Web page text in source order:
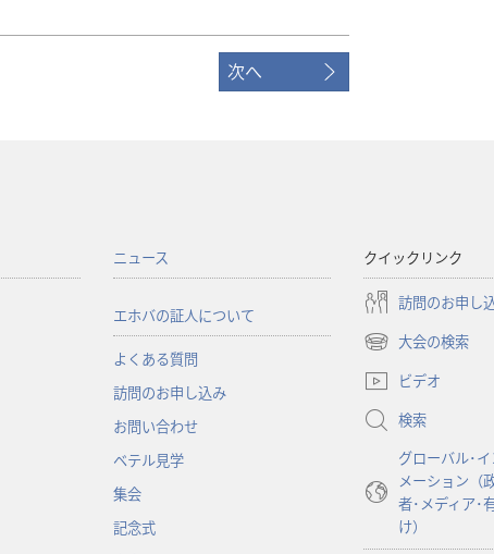
次へ
ニュース
エホバの証人について
よくある質問
訪問のお申し込み
お問い合わせ
ベテル見学
集会
記念式
クイックリンク
訪問のお申し
大会の検索
（新
し
タ
開
ビデオ
検索
グローバル･
メーション（
者･メディア･
け）